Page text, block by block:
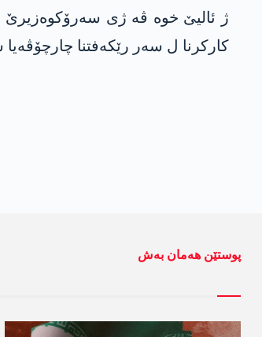
ژ ئالیێ خوە ڤە ژی سەرۆکوەزیرێ
کارکرنا ل سەر رێکەفتنا
پوستێن ھەمان بەش